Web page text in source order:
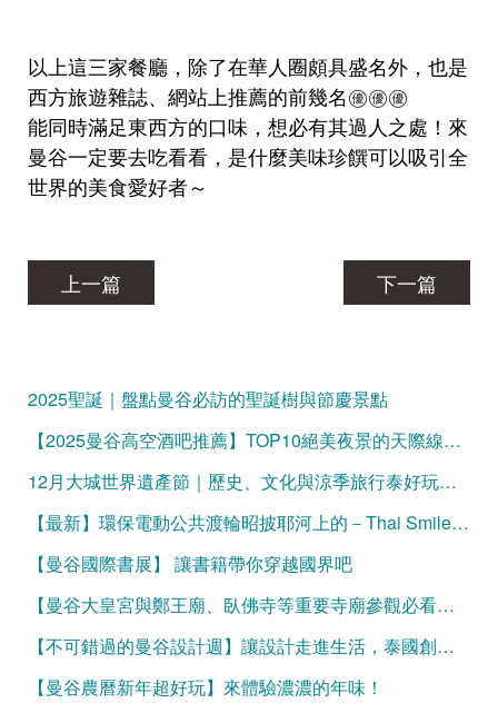
以上這三家餐廳，除了在華人圈頗具盛名外，也是
西方旅遊雜誌、網站上推薦的前幾名㊝㊝㊝
能同時滿足東西方的口味，想必有其過人之處！來
曼谷一定要去吃看看，是什麼美味珍饌可以吸引全
世界的美食愛好者～
上一篇 下一篇
2025聖誕｜盤點曼谷必訪的聖誕樹與節慶景點
【2025曼谷高空酒吧推薦】TOP10絕美夜景的天際線微醺時光
12月大城世界遺產節｜歷史、文化與涼季旅行泰好玩的曼谷一日遊！
【最新】環保電動公共渡輪昭披耶河上的－Thai Smile Boat
【曼谷國際書展】 讓書籍帶你穿越國界吧
【曼谷大皇宮與鄭王廟、臥佛寺等重要寺廟參觀必看】服裝規定與官方網站購票資訊
【不可錯過的曼谷設計週】讓設計走進生活，泰國創意大爆發
【曼谷農曆新年超好玩】來體驗濃濃的年味！